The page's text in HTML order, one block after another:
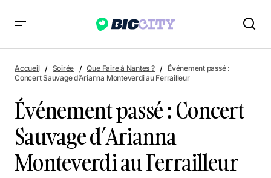
au Ferrailleur
Accueil Soirée Que Faire à Nantes ?
Événement passé :
Concert Sauvage d’Arianna Monteverdi au Ferrailleur
Événement passé : Concert
Sauvage d’Arianna
Monteverdi au Ferrailleur